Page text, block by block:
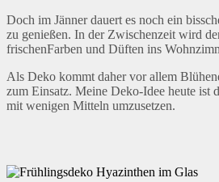
Doch im Jänner dauert es noch ein
zu genießen. In der Zwischenzeit wird
frischenFarben und Düften ins
Als Deko kommt daher vor allem
zum Einsatz. Meine Deko-Idee heute ist
mit wenigen Mitteln umzusetzen.